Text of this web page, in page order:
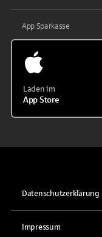
App Sparkasse
Laden im
App Store
Datenschutzerklärung
Impressum